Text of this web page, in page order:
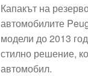
Капакът на
автомобилите
модели до 2013
стилно решение,
автомобил.